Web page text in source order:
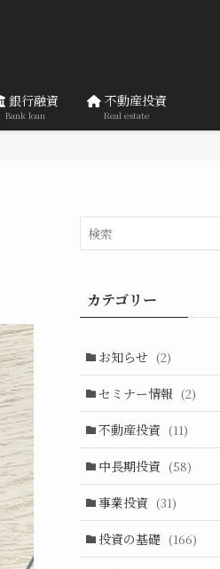
銀行融資
Bank loan
不動産投資
Real estate
カテゴリー
お知らせ (2)
セミナー情報 (2)
不動産投資 (11)
中長期投資 (58)
事業投資 (31)
投資の基礎 (166)